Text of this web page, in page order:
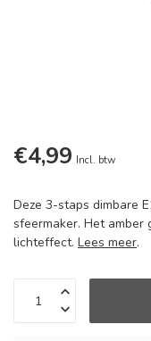
€4,99 Incl. btw
Deze 3-staps dimbare
sfeermaker. Het amber
lichteffect. Lees meer.